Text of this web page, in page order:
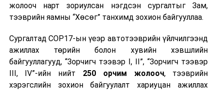
жолооч нарт зориулсан нэгдсэн сургалтыг Зам,
тээврийн яамны “Хөсөг” танхимд зохион байгууллаа.
Сургалтад COP17-ын үеэр автотээврийн үйлчилгээнд
ажиллах төрийн болон хувийн хэвшлийн
байгууллагууд, “Зорчигч тээвэр I, II”, “Зорчигч тээвэр
III, IV”-ийн нийт 250 орчим жолооч, тээврийн
хэрэгслийн зохион байгуулалт хариуцан ажиллах